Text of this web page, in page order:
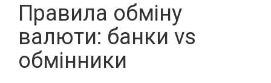
Правила обміну
валюти: банки vs
обмінники